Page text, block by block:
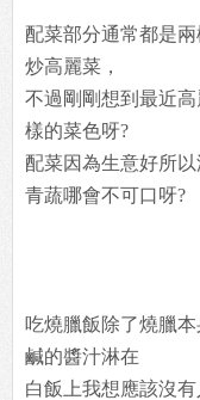
配菜部分通常都是
炒高麗菜，
不過剛剛想到最近
樣的菜色呀?
配菜因為生意好所
青蔬哪會不可口呀?
吃燒臘飯除了燒臘
鹹的醬汁淋在
白飯上我想應該沒